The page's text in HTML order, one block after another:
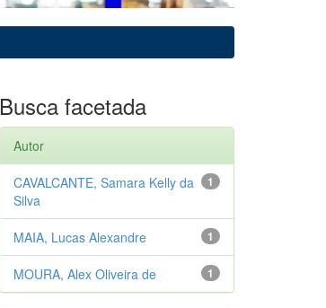
Busca facetada
Autor
1
CAVALCANTE, Samara Kelly da
Silva
1
MAIA, Lucas Alexandre
1
MOURA, Alex Oliveira de